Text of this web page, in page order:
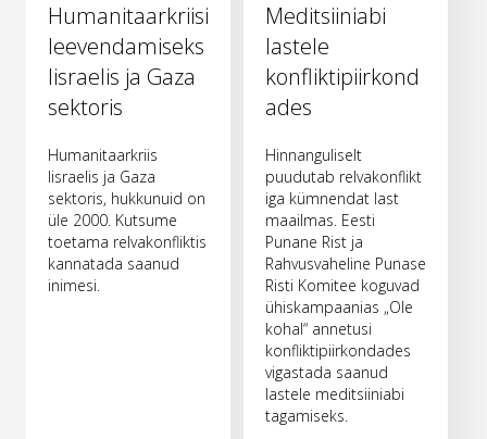
Humanitaarkriisi
leevendamiseks
Iisraelis ja Gaza
sektoris
Humanitaarkriis
Iisraelis ja Gaza
sektoris, hukkunuid on
üle 2000. Kutsume
toetama relvakonfliktis
kannatada saanud
inimesi.
Meditsiiniabi
lastele
konfliktipiirkond
ades
Hinnanguliselt
puudutab relvakonflikt
iga kümnendat last
maailmas. Eesti
Punane Rist ja
Rahvusvaheline Punase
Risti Komitee koguvad
ühiskampaanias „Ole
kohal“ annetusi
konfliktipiirkondades
vigastada saanud
lastele meditsiiniabi
tagamiseks.